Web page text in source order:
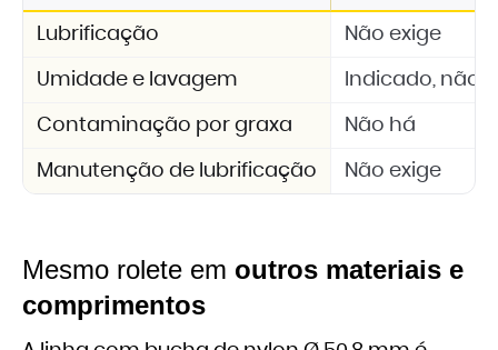
Lubrificação Não exige
Umidade e lavagem Indicado, não
Contaminação por graxa Não há
Manutenção de lubrificação Não exige
Mesmo rolete em outros materiais e
comprimentos